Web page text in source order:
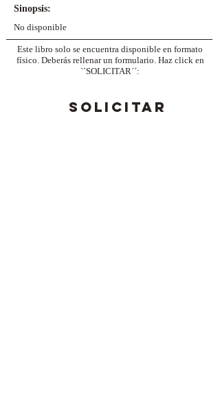
Sinopsis:
No disponible
Este libro solo se encuentra disponible en formato
físico. Deberás rellenar un formulario. Haz click en
``SOLICITAR´´:
SOLICITAR